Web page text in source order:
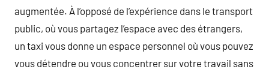
augmentée. À l’opposé de l’expérience dans le transport
public, où vous partagez l’espace avec des étrangers,
un taxi vous donne un espace personnel où vous pouvez
vous détendre ou vous concentrer sur votre travail sans